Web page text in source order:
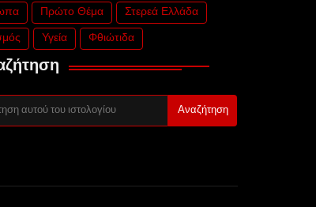
Πρώτο Θέμα Στερεά Ελλάδα
Υγεία Φθιώτιδα